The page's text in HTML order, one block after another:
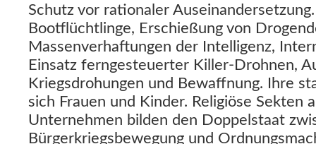
Schutz vor rationaler
Bootflüchtlinge, Erschießung von
Massenverhaftungen der Intelligenz,
Einsatz ferngesteuerter Killer-Drohnen,
Kriegsdrohungen und Bewaffnung. Ihre
sich Frauen und Kinder. Religiöse Sekten
Unternehmen bilden den Doppelstaat
Bürgerkriegsbewegung und